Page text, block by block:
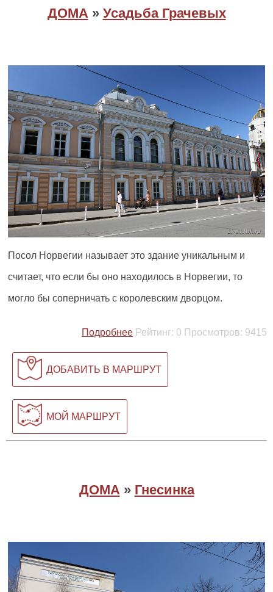
ДОМА » Усадьба Грачевых
Посол Норвегии называет это здание уникальным и
считает, что если бы оно находилось в Норвегии, то
могло бы соперничать с королевским дворцом.
Подробнее Рейтинг: 0 Просмотров: 9415
ДОБАВИТЬ В МАРШРУТ
МОЙ МАРШРУТ
ДОМА » Гнесинка